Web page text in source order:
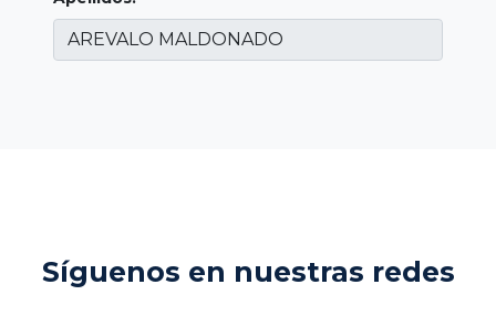
Síguenos en nuestras redes